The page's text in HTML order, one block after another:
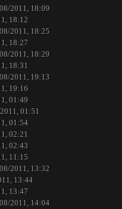
2011, 18:09
18:12
2011, 18:25
18:27
2011, 18:29
18:31
2011, 19:13
19:16
01:49
01:51
01:54
02:21
02:43
11:15
2011, 13:32
13:44
13:47
2011, 14:04